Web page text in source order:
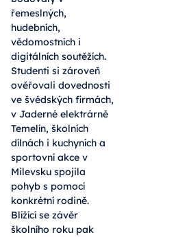
řemeslných,
hudebních,
vědomostních i
digitálních soutěžích.
Studenti si zároveň
ověřovali dovednosti
ve švédských firmách,
v Jaderné elektrárně
Temelín, školních
dílnách i kuchyních a
sportovní akce v
Milevsku spojila
pohyb s pomocí
konkrétní rodině.
Blížící se závěr
školního roku pak